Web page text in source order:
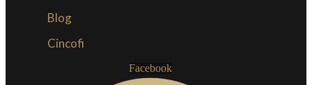
Blog
Cincofi
Facebook